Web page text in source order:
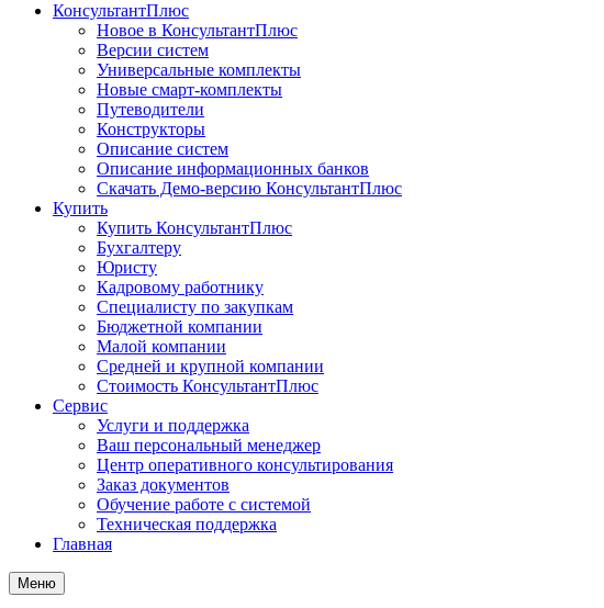
КонсультантПлюс
Новое в КонсультантПлюс
Версии систем
Универсальные комплекты
Новые смарт-комплекты
Путеводители
Конструкторы
Описание систем
Описание информационных банков
Скачать Демо-версию КонсультантПлюс
Купить
Купить КонсультантПлюс
Бухгалтеру
Юристу
Кадровому работнику
Специалисту по закупкам
Бюджетной компании
Малой компании
Средней и крупной компании
Стоимость КонсультантПлюс
Сервис
Услуги и поддержка
Ваш персональный менеджер
Центр оперативного консультирования
Заказ документов
Обучение работе с системой
Техническая поддержка
Главная
Меню